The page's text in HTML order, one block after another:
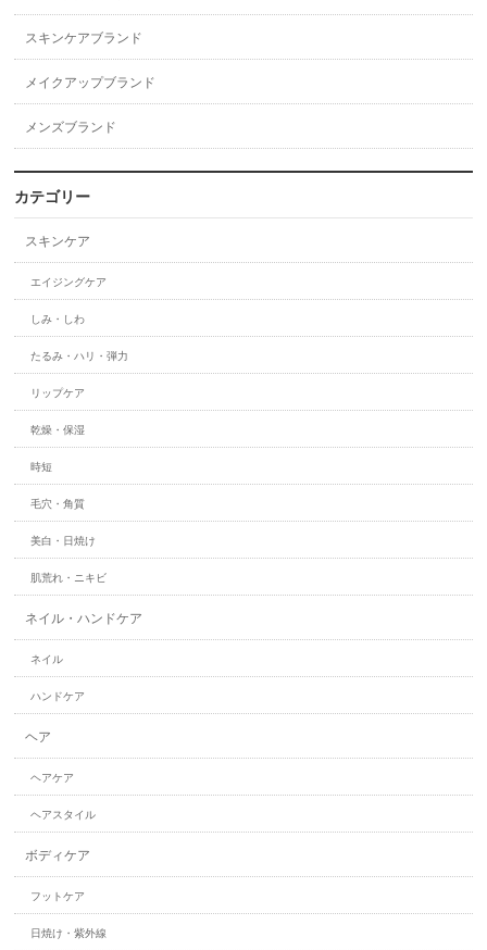
スキンケアブランド
メイクアップブランド
メンズブランド
カテゴリー
スキンケア
エイジングケア
しみ・しわ
たるみ・ハリ・弾力
リップケア
乾燥・保湿
時短
毛穴・角質
美白・日焼け
肌荒れ・ニキビ
ネイル・ハンドケア
ネイル
ハンドケア
ヘア
ヘアケア
ヘアスタイル
ボディケア
フットケア
日焼け・紫外線